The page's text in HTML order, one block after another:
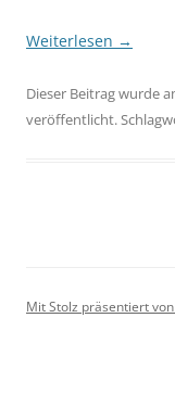
Weiterlesen →
Dieser Beitrag wurde
veröffentlicht.
Mit Stolz präsentiert